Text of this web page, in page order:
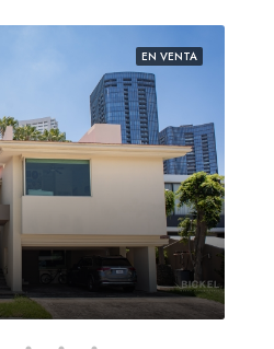
EN VENTA